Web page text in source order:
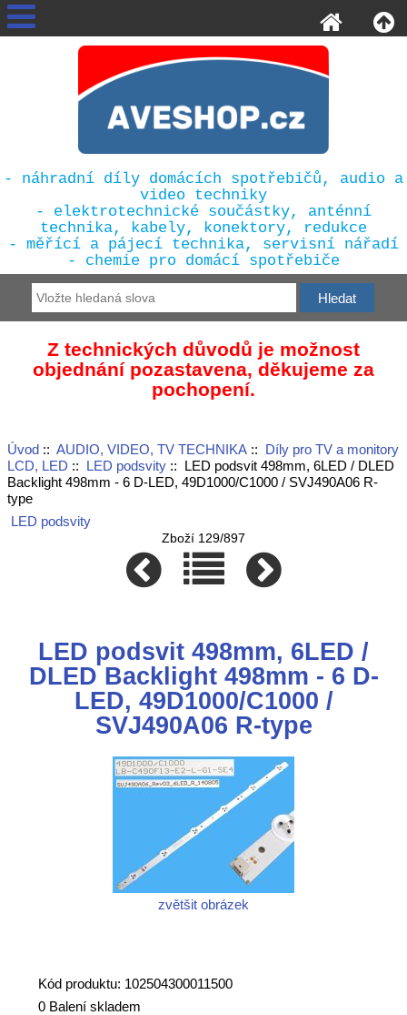
- náhradní díly domácích spotřebičů, audio a
video techniky
- elektrotechnické součástky, anténní
technika, kabely, konektory, redukce
- měřící a pájecí technika, servisní nářadí
- chemie pro domácí spotřebiče
Z technických důvodů je možnost
objednání pozastavena, děkujeme za
pochopení.
Úvod:: AUDIO, VIDEO, TV TECHNIKA:: Díly pro TV a monitory
LCD, LED :: LED podsvity:: LED podsvit 498mm, 6LED / DLED
Backlight 498mm - 6 D-LED, 49D1000/C1000 / SVJ490A06 R-
type
LED podsvity
Zboží 129/897
LED podsvit 498mm, 6LED /
DLED Backlight 498mm - 6 D-
LED, 49D1000/C1000 /
SVJ490A06 R-type
zvětšit obrázek
Kód produktu: 102504300011500
0 Balení skladem